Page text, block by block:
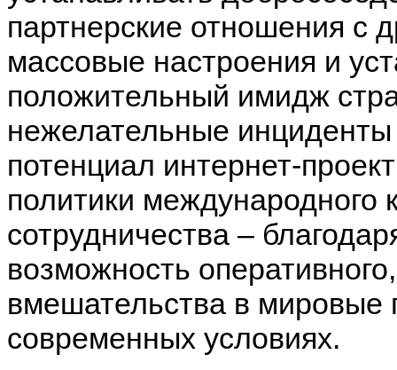
партнерские отношения с
массовые настроения и
положительный имидж
нежелательные
потенциал интернет-
политики международного
сотрудничества –
возможность
вмешательства в
современных условиях.